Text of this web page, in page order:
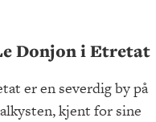
Donjon i Etretat
er en severdig by på
kjent for sine